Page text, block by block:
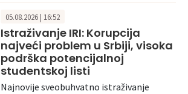
05.08.2026 | 16:52
Istraživanje IRI: Korupcija
najveći problem u Srbiji, visoka
podrška potencijalnoj
studentskoj listi
Najnovije sveobuhvatno istraživanje